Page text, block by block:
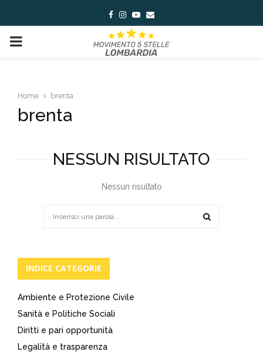
Facebook
Instagram
Youtube
Email
PRIMARY
Home brenta
brenta
NESSUN RISULTATO
Nessun risultato
INDICE CATEGORIE
Ambiente e Protezione Civile
Sanità e Politiche Sociali
Diritti e pari opportunità
Legalità e trasparenza